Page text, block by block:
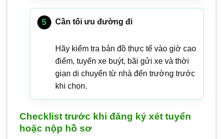
Cần tối ưu đường đi
Hãy kiểm tra bản đồ thực tế vào giờ cao
điểm, tuyến xe buýt, bãi gửi xe và thời
gian di chuyển từ nhà đến trường trước
khi chọn.
Checklist trước khi đăng ký xét tuyển
hoặc nộp hồ sơ